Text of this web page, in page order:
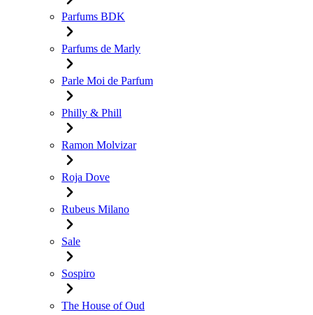
Parfums BDK
Parfums de Marly
Parle Moi de Parfum
Philly & Phill
Ramon Molvizar
Roja Dove
Rubeus Milano
Sale
Sospiro
The House of Oud